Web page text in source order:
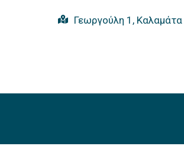
Γεωργούλη 1, Καλαμάτα